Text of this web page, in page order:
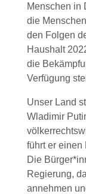
Menschen in
die
den Folgen
Haushalt
die
Verfügung
Unser Land
Wladimir
führt er einen
Die
Regierung,
annehmen